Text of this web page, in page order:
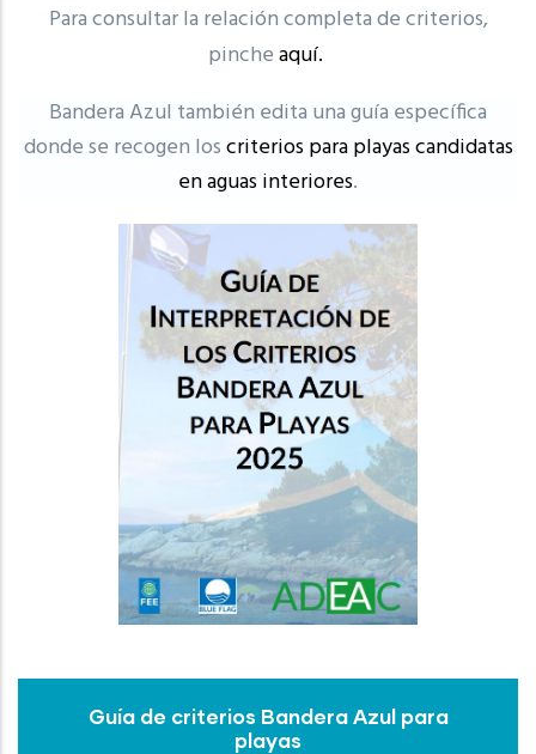
Para consultar la relación completa de criterios,
pincheaquí.
Bandera Azul también edita una guía específica
donde se recogen loscriterios para playas candidatas
en aguas interiores.
Guía de criterios Bandera Azul para
playas